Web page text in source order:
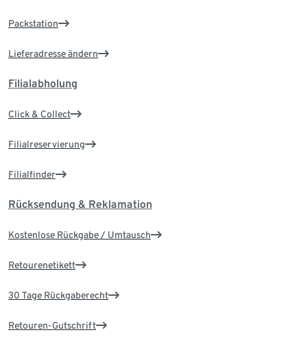
Packstation
Lieferadresse ändern
Filialabholung
Click & Collect
Filialreservierung
Filialfinder
Rücksendung & Reklamation
Kostenlose Rückgabe / Umtausch
Retourenetikett
30 Tage Rückgaberecht
Retouren-Gutschrift